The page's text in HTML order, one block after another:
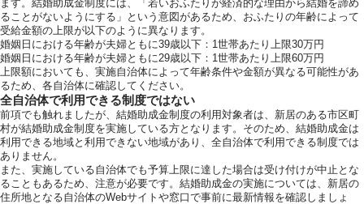
ます。結婚助成金制度には、「若いおふたりが経済的な理由から結婚を諦め
ることがないようにする」という意図があるため、おふたりの年齢によって
受給金額の上限が以下のように異なります。
婚姻日における年齢が夫婦ともに39歳以下：1世帯あたり上限30万円
婚姻日における年齢が夫婦ともに29歳以下：1世帯あたり上限60万円
上限額においても、実施自治体によって年齢条件や金額が異なる可能性があ
るため、各自治体に確認してください。
全自治体で利用できる制度ではない
前項でも触れましたが、結婚助成金制度の利用対象者は、新居のある市区町
村が結婚助成金制度を実施している方となります。そのため、結婚助成金は
利用できる地域と利用できない地域があり、全自治体で利用できる制度では
ありません。
また、実施している自治体でも予算上限に達した場合は受け付けが中止とな
ることもあるため、注意が必要です。結婚助成金の実施については、新居の
住所地となる自治体のWebサイトや窓口で事前に最新情報を確認しましょ